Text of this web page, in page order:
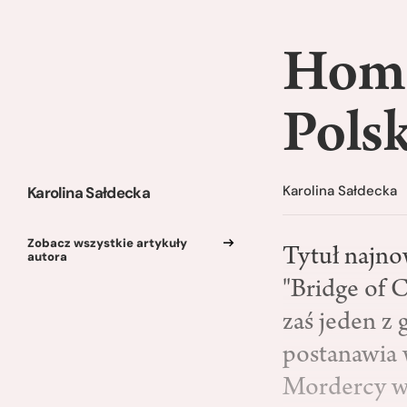
Karolina Sałdecka
Zobacz wszystkie artykuły
autora
Karolina Sałdecka
Tytuł
"Bridge of
zaś jeden z
postanawia
Mordercy